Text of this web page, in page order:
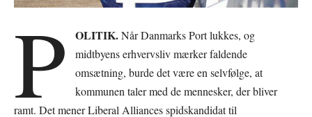
P OLITIK.Når Danmarks Port lukkes, og
midtbyens erhvervsliv mærker faldende
omsætning, burde det være en selvfølge, at
kommunen taler med de mennesker, der bliver
ramt. Det mener Liberal Alliances spidskandidat til